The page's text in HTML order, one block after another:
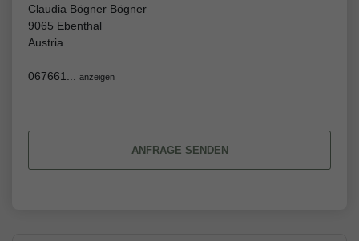
Claudia Bögner Bögner
9065 Ebenthal
Austria
067661... anzeigen
ANFRAGE SENDEN